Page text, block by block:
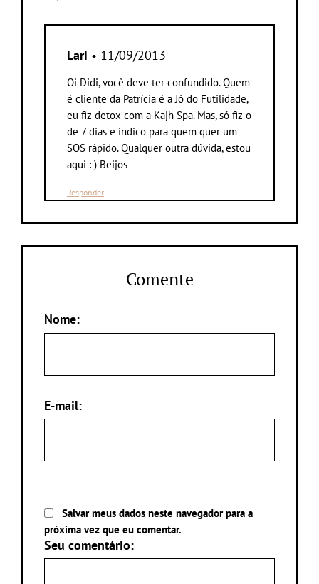
Lari • 11/09/2013
Oi Didi, você deve ter confundido. Quem
é cliente da Patrícia é a Jô do Futilidade,
eu fiz detox com a Kajh Spa. Mas, só fiz o
de 7 dias e indico para quem quer um
SOS rápido. Qualquer outra dúvida, estou
aqui : ) Beijos
Responder
Comente
Nome:
E-mail:
Salvar meus dados neste navegador para a
próxima vez que eu comentar.
Seu comentário: